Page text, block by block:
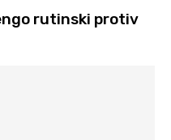
rutinski protiv